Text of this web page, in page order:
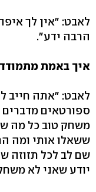
לאבט: "אין לך
הרבה ידע".
איך באמת
לאבט: "אתה חייב
ספורטאים מדברים
משחק טוב כל מה
ששאלו אותי ומה
שם לב לכל תזוזה
יודע שאני לא